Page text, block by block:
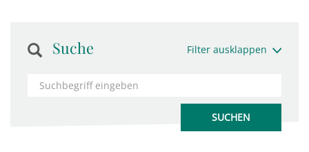
Suche Filter ausklappen